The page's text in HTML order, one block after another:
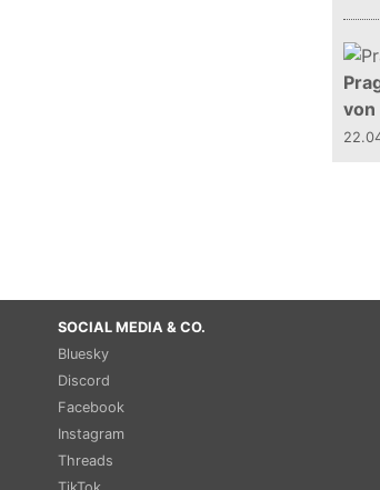
von
SOCIAL MEDIA & CO.
Bluesky
Discord
Facebook
Instagram
Threads